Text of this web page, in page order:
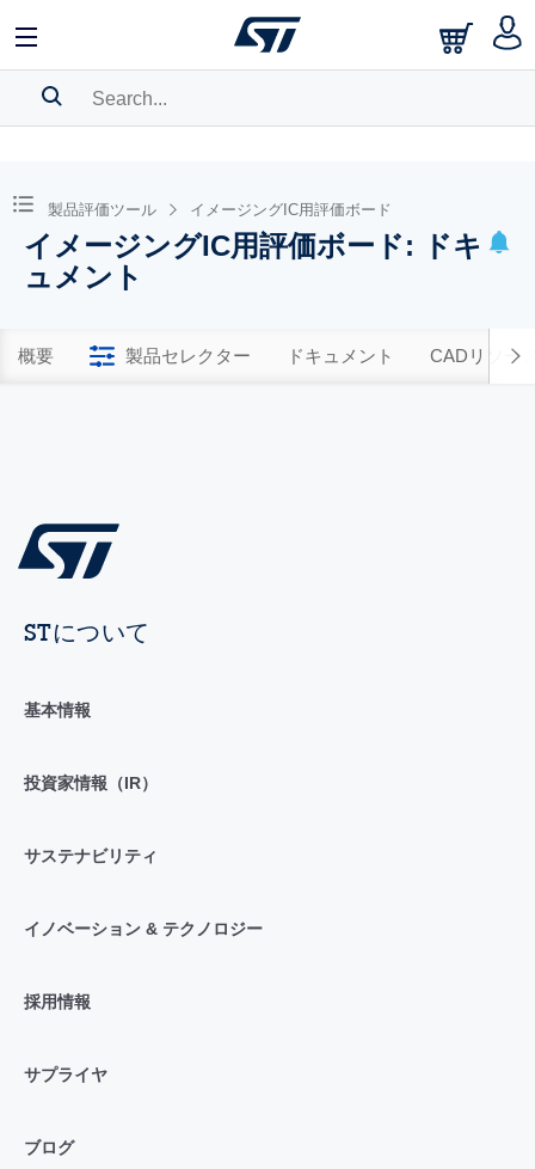
BOOKMARK
Pleaselog into show your saved searches.
製品評価ツール イメージングIC用評価ボード
イメージングIC用評価ボード: ドキ
ュメント
概要 製品セレクター ドキュメント CADリソー
STについて
基本情報
投資家情報（IR）
サステナビリティ
イノベーション & テクノロジー
採用情報
サプライヤ
ブログ